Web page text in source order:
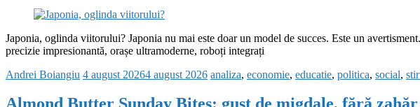
Japonia, oglinda viitorului? Japonia nu mai este doar un model de succes. Este un
precizie impresionantă, orașe ultramoderne, roboți integrați
Andrei Boiangiu 4 august 20264 august 2026 analiza, economie, educatie, politica, social,